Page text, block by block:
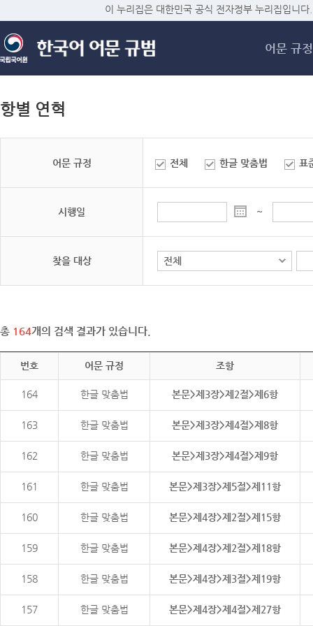
메
이 누리집은 대한민국 공식 전자정부 누리집입니다.
어문 규정
항별 연혁
어문 규정 전체 한글 맞춤법 표
시행일 ~
찾을 대상
총 164개의 검색 결과가 있습니다.
번호 어문 규정 조항
164 한글 맞춤법 본문>제3장>제2절>제6항
163 한글 맞춤법 본문>제3장>제4절>제8항
162 한글 맞춤법 본문>제3장>제4절>제9항
161 한글 맞춤법 본문>제3장>제5절>제11항
160 한글 맞춤법 본문>제4장>제2절>제15항
159 한글 맞춤법 본문>제4장>제2절>제18항
158 한글 맞춤법 본문>제4장>제3절>제19항
157 한글 맞춤법 본문>제4장>제4절>제27항